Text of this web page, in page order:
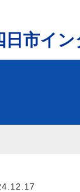
市イン